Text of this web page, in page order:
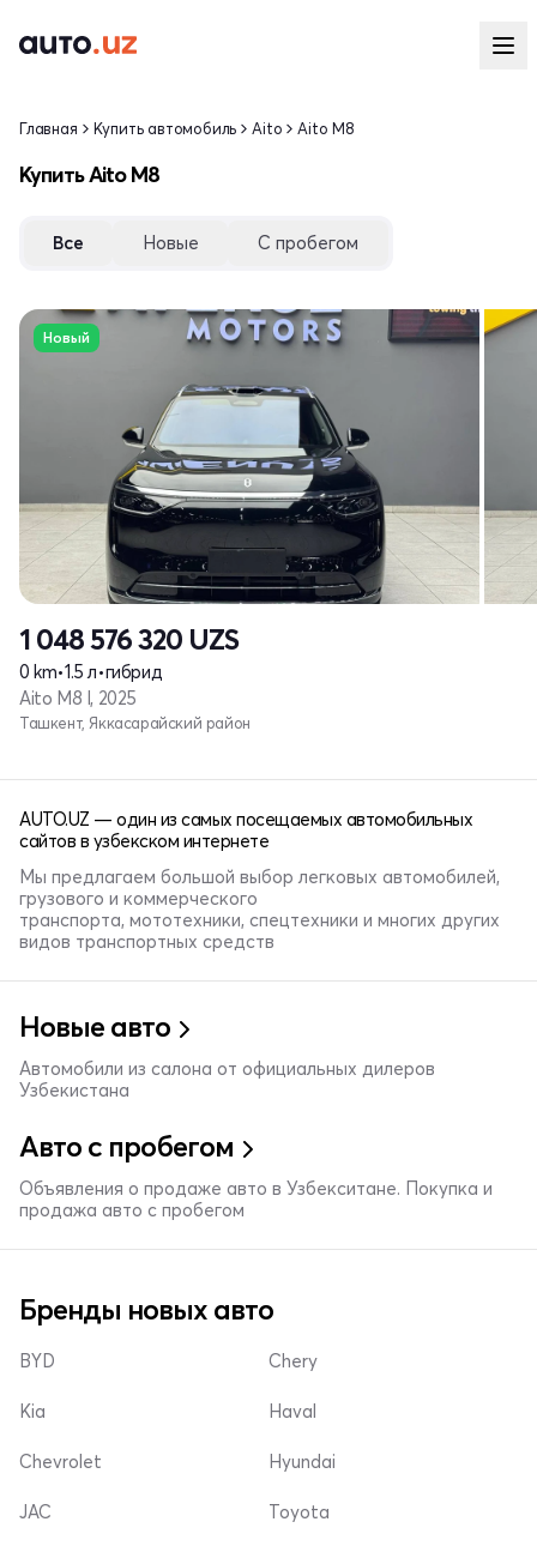
Главная Купить автомобиль Aito Aito M8
Купить Aito M8
Все Новые С пробегом
Новый
1 048 576 320 UZS
0 km•1.5 л•гибрид
Aito M8 I, 2025
Ташкент, Яккасарайский район
AUTO.UZ — один из самых посещаемых автомобильных
сайтов в узбекском интернете
Мы предлагаем большой выбор легковых автомобилей,
грузового и коммерческого
транспорта, мототехники, спецтехники и многих других
видов транспортных средств
Новые авто
Автомобили из салона от официальных дилеров
Узбекистана
Авто с пробегом
Объявления о продаже авто в Узбекситане. Покупка и
продажа авто с пробегом
Бренды новых авто
BYD
Kia
Chevrolet
Chery
Haval
Hyundai
JAC Toyota